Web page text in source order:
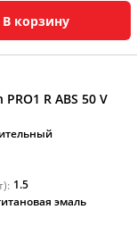
В корзину
R ABS 50 V
1.5
эмаль